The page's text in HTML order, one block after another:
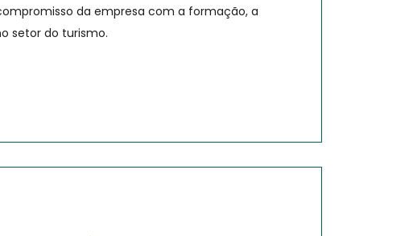
da empresa com a formação, a
setor do turismo.